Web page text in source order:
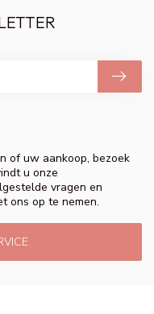
of uw aankoop, bezoek
u onze
vragen en
ons op te nemen.